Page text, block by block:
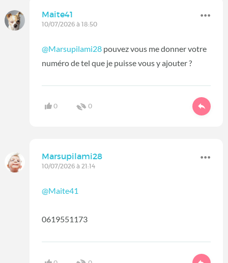
Maite41
10/07/2026 à 18:50
@Marsupilami28 pouvez vous me donner votre
numéro de tel que je puisse vous y ajouter ?
0 0
Marsupilami28
10/07/2026 à 21:14
@Maite41
0619551173